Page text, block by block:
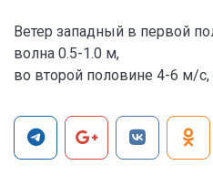
Ветер западный в первой
волна 0.5-1.0 м,
во второй половине 4-6 м/с,